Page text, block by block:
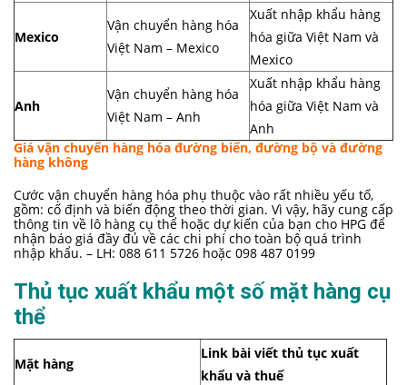
Mexico
Vận chuyển hàng hóa
Việt Nam – Mexico
Xuất nhập khẩu hàng
hóa giữa Việt Nam và
Mexico
Anh
Vận chuyển hàng hóa
Việt Nam – Anh
Xuất nhập khẩu hàng
hóa giữa Việt Nam và
Anh
Giá vận chuyển hàng hóa đường biển, đường bộ và đường
hàng không
Cước vận chuyển hàng hóa phụ thuộc vào rất nhiều yếu tố,
gồm: cố định và biến động theo thời gian. Vì vậy, hãy cung cấp
thông tin về lô hàng cụ thể hoặc dự kiến của bạn cho HPG để
nhận báo giá đầy đủ về các chi phí cho toàn bộ quá trình
nhập khẩu. – LH: 088 611 5726 hoặc 098 487 0199
Thủ tục xuất khẩu một số mặt hàng cụ
thể
Mặt hàng
Link bài viết thủ tục xuất
khẩu và thuế